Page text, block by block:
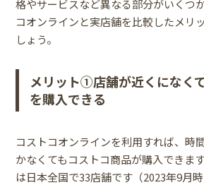
格やサービスなど異なる部分がいくつ
コオンラインと実店舗を比較したメリ
しょう。
メリット①店舗が近くになく
を購入できる
コストコオンラインを利用すれば、時
かなくてもコストコ商品が購入できま
は日本全国で33店舗です（2023年9月